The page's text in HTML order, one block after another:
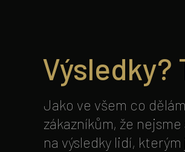
Výsledky?
Jako ve všem co
zákazníkům, že
na výsledky lidí,